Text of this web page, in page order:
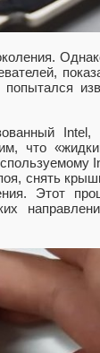
Intel,
что
снять
Этот